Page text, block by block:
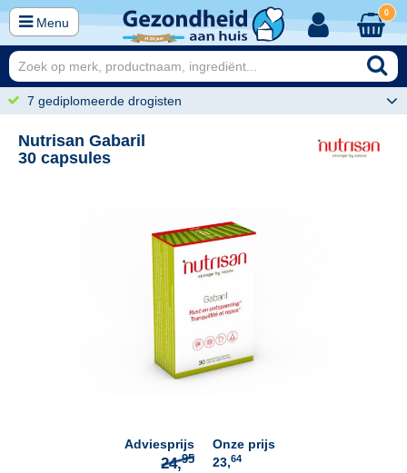
Menu
0
7 gediplomeerde drogisten
Nutrisan Gabaril
30 capsules
Adviesprijs
Onze prijs
23,64